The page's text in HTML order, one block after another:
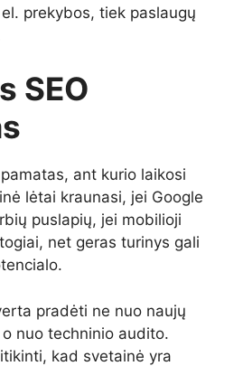
prekybos, tiek paslaugų
SEO
ant kurio laikosi
lėtai kraunasi, jei Google
puslapių, jei mobilioji
net geras turinys gali
pradėti ne nuo naujų
nuo techninio audito.
kad svetainė yra